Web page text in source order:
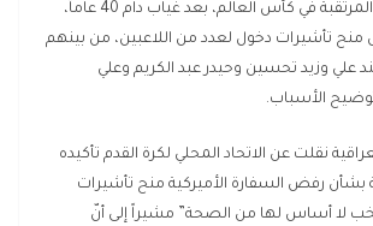
أزمة قبل مشاركته المرتقبة في كأس العالم، بعد غياب دام 40 عاماً،
تأشيرات دخول لعدد من اللاعبين، من بينهم
علي وزيد تحسين وحيدر عبد الكريم وعلي
الأسباب.
نقلت عن الاتحاد المحلي لكرة القدم تأكيده
بشأن رفض السفارة الأميركية منح تأشيرات
لا أساس لها من الصحة” مشيراً إلى أنّ